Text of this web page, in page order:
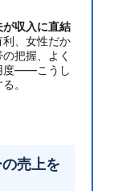
収入に直結
利、女性だか
把握、よく
度——こうし
。
売上を